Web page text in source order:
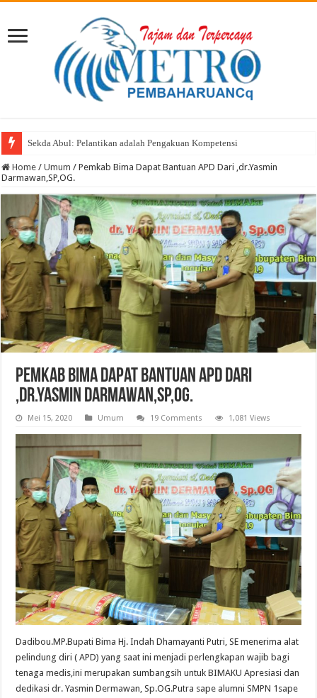
Sekda Abul: Pelantikan adalah Pengakuan Kompetensi
Home / Umum / Pemkab Bima Dapat Bantuan APD Dari ,dr.Yasmin
Darmawan,SP,OG.
Pemkab Bima Dapat Bantuan APD Dari
,dr.Yasmin Darmawan,SP,OG.
Mei 15, 2020 Umum 19 Comments 1,081 Views
Dadibou.MP.Bupati Bima Hj. Indah Dhamayanti Putri, SE menerima alat
pelindung diri ( APD) yang saat ini menjadi perlengkapan wajib bagi
tenaga medis,ini merupakan sumbangsih untuk BIMAKU Apresiasi dan
dedikasi dr. Yasmin Dermawan, Sp.OG.Putra sape alumni SMPN 1sape